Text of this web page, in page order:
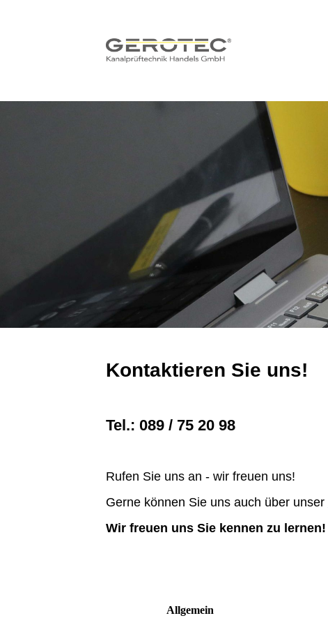
Kontaktieren Sie uns!
Tel.: 089 / 75 20 98
Rufen Sie uns an - wir freuen uns!
Gerne können Sie uns auch über unser
Wir freuen uns Sie kennen zu lernen!
Allgemein